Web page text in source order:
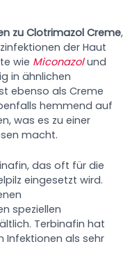
zu Clotrimazol Creme,
der Haut
wie Miconazolund
in ähnlichen
ebenso als Creme
hemmend auf
was es zu einer
macht.
das oft für die
eingesetzt wird.
speziellen
Terbinafin hat
Infektionen als sehr